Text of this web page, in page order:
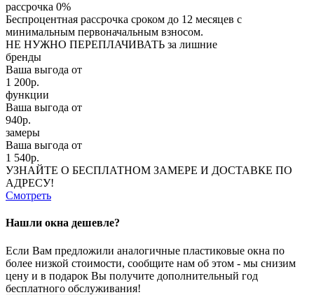
рассрочка 0%
Беспроцентная рассрочка сроком до 12 месяцев с
минимальным первоначальным взносом.
НЕ НУЖНО ПЕРЕПЛАЧИВАТЬ за лишние
бренды
Ваша выгода от
1 200р.
функции
Ваша выгода от
940р.
замеры
Ваша выгода от
1 540р.
УЗНАЙТЕ О БЕСПЛАТНОМ ЗАМЕРЕ И ДОСТАВКЕ ПО
АДРЕСУ!
Смотреть
Нашли окна дешевле?
Если Вам предложили аналогичные пластиковые окна по
более низкой стоимости, сообщите нам об этом - мы снизим
цену и в подарок Вы получите дополнительный год
бесплатного обслуживания!